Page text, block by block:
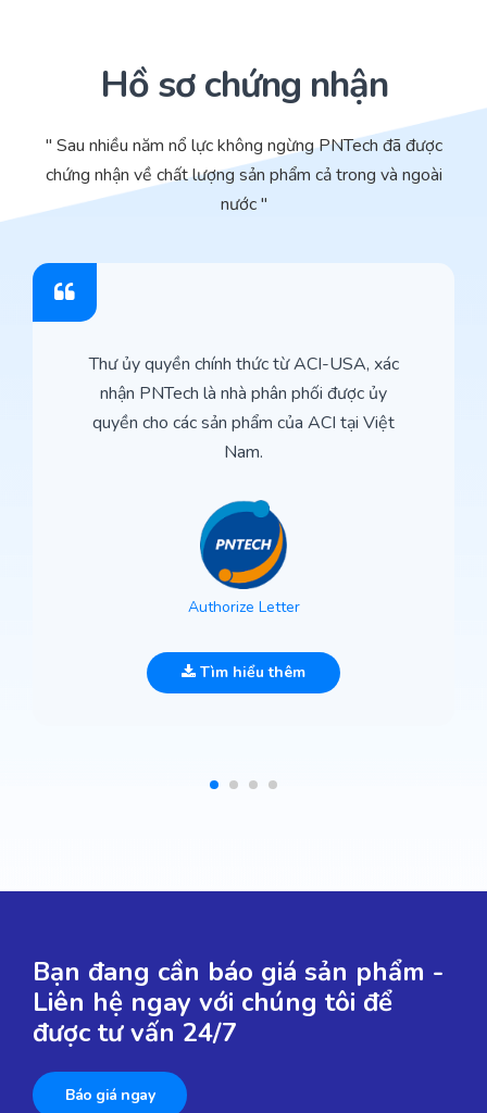
Hồ sơ chứng nhận
" Sau nhiều năm nổ lực không ngừng PNTech đã được
chứng nhận về chất lượng sản phẩm cả trong và ngoài
nước "
Thư ủy quyền chính thức từ ACI-USA, xác
nhận PNTech là nhà phân phối được ủy
quyền cho các sản phẩm của ACI tại Việt
Nam.
Authorize Letter
Tìm hiểu thêm
Bạn đang cần báo giá sản phẩm -
Liên hệ ngay với chúng tôi để
được tư vấn 24/7
Báo giá ngay